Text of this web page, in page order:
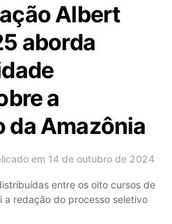
Albert
aborda
a
da Amazônia
em 14 de outubro de 2024
entre os oito cursos de
redação do processo seletivo